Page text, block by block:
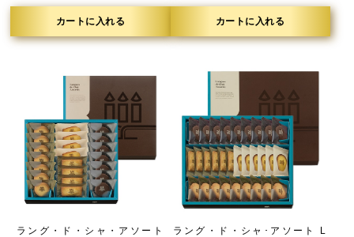
カートに入れる カートに入れる
ラング・ド・シャ・アソート
ラング・ド・シャ･アソート L